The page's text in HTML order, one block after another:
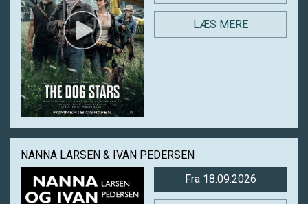
LÆS MERE
NANNA LARSEN & IVAN PEDERSEN
Fra 18.09.2026